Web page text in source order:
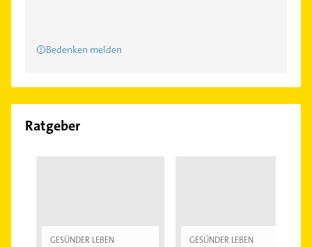
Bedenken melden
Ratgeber
GESÜNDER LEBEN GESÜNDER LEBEN